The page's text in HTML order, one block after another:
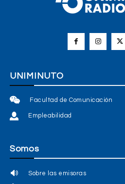
UNIMINUTO
Facultad de Comunicación
Empleabilidad
Somos
Sobre las emisoras